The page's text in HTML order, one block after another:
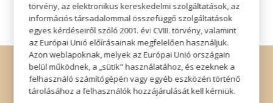
© Copyright - Szabó Imre Hair & Beauty
Impresszum| Adatkezelési tájékoztató Elállás
törvény, az elektronikus kereskedelmi szolgáltatások, az
információs társadalommal összefüggő szolgáltatások
egyes kérdéseiről szóló 2001. évi CVIII. törvény, valamint
az Európai Unió előírásainak megfelelően használjuk.
Azon weblapoknak, melyek az Európai Unió országain
belül működnek, a „sütik" használatához, és ezeknek a
felhasználó számítógépén vagy egyéb eszközén történő
tárolásához a felhasználók hozzájárulását kell kérniük.